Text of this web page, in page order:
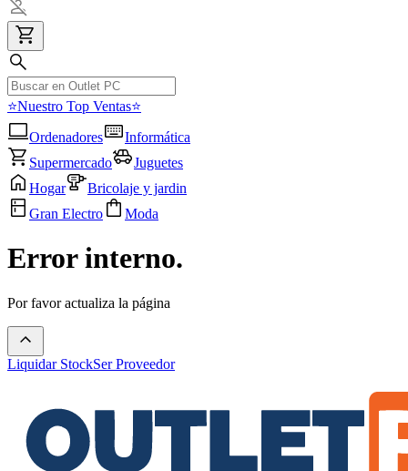
⭐Nuestro Top Ventas⭐
Ordenadores
Informática
Supermercado
Juguetes
Hogar
Bricolaje y jardin
Gran Electro
Moda
Error interno.
Por favor actualiza la página
Liquidar StockSer Proveedor